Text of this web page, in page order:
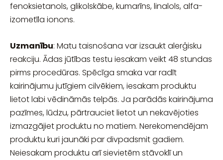
fenoksietanols, glikolskābe, kumarīns, linalols, alfa-
izometīla ionons.
Uzmanību: Matu taisnošana var izsaukt alerģisku
reakciju. Ādas jūtības testu iesakam veikt 48 stundas
pirms procedūras. Spēcīga smaka var radīt
kairinājumu jutīgiem cilvēkiem, iesakam produktu
lietot labi vēdināmās telpās. Ja parādās kairinājuma
pazīmes, lūdzu, pārtrauciet lietot un nekavējoties
izmazgājiet produktu no matiem. Nerekomendējam
produktu kuri jaunāki par divpadsmit gadiem.
Neiesakam produktu arī sievietēm stāvoklī un